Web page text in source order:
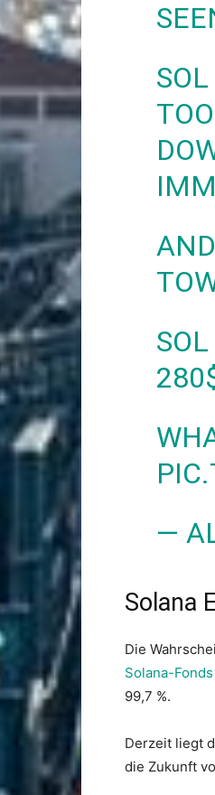
—
Solana
Die
Solana-Fonds
99,7 %.
Derzeit liegt
die Zukunft